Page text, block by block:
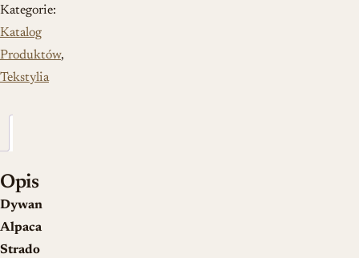
Kategorie:
Katalog
Produktów,
Tekstylia
Opis
Dywan
Alpaca
Strado